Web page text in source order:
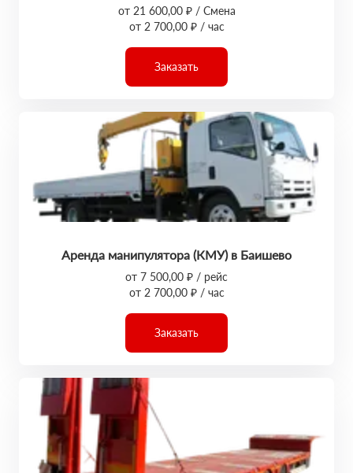
от 21 600,00 ₽ / Смена
от 2 700,00 ₽ / час
Заказать
Аренда манипулятора (КМУ) в Баишево
от 7 500,00 ₽ / рейс
от 2 700,00 ₽ / час
Заказать